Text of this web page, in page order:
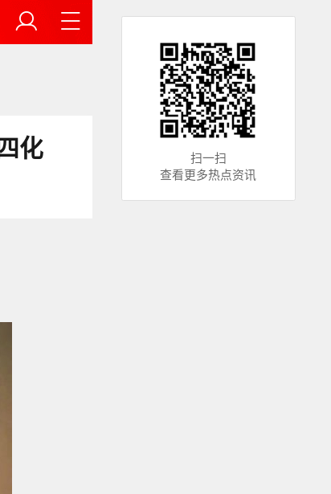
化
扫一扫
查看更多热点资讯